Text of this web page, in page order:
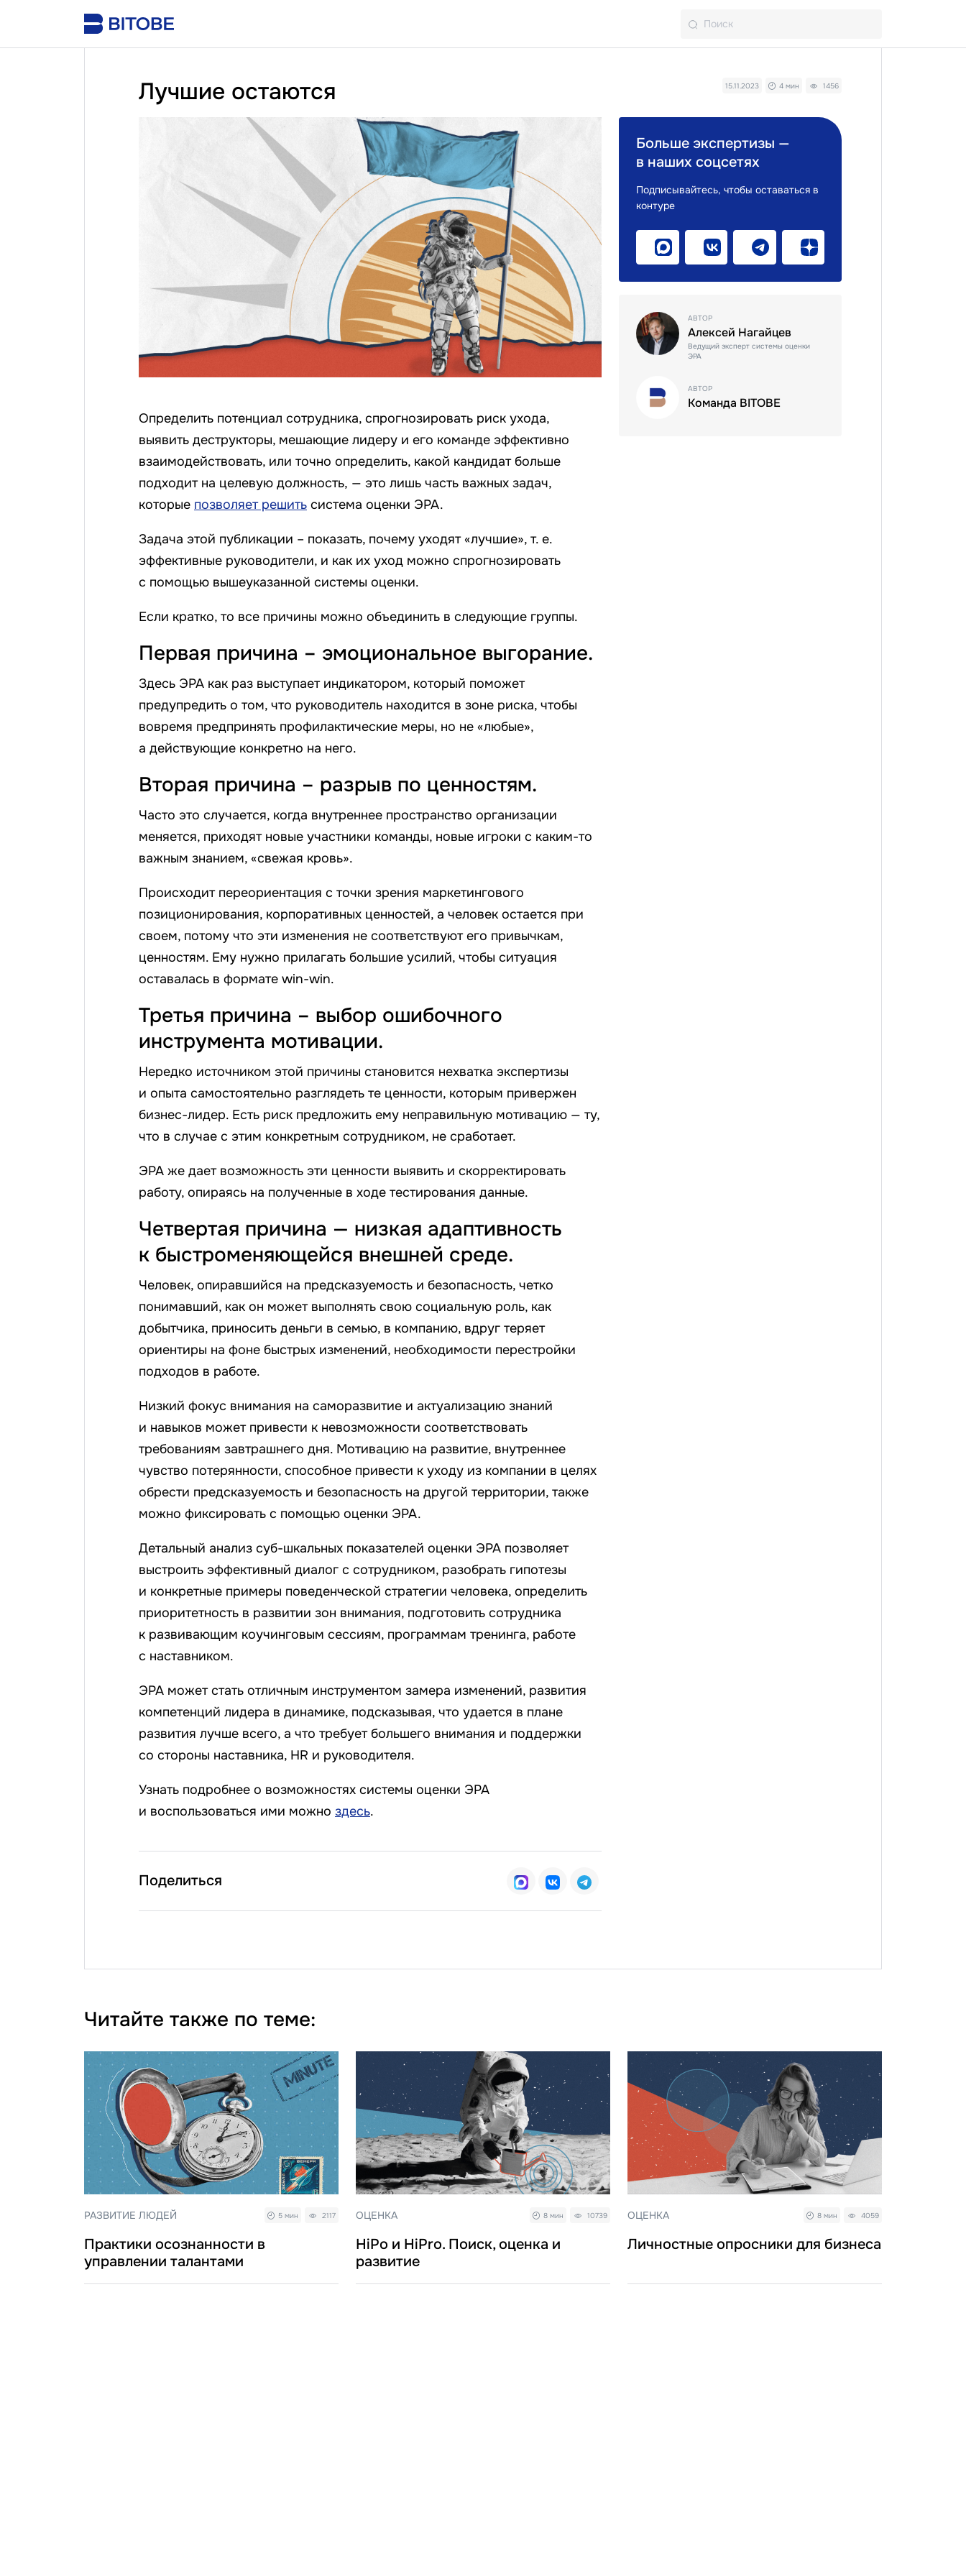
Лучшие остаются 15.11.2023 4 мин 1456
Определить потенциал сотрудника, спрогнозировать риск ухода,
выявить деструкторы, мешающие лидеру и его команде эффективно
взаимодействовать, или точно определить, какой кандидат больше
подходит на целевую должность, — это лишь часть важных задач,
которые позволяет решить система оценки ЭРА.
Задача этой публикации – показать, почему уходят «лучшие», т. е.
эффективные руководители, и как их уход можно спрогнозировать
с помощью вышеуказанной системы оценки.
Если кратко, то все причины можно объединить в следующие группы.
Первая причина – эмоциональное выгорание.
Здесь ЭРА как раз выступает индикатором, который поможет
предупредить о том, что руководитель находится в зоне риска, чтобы
вовремя предпринять профилактические меры, но не «любые»,
а действующие конкретно на него.
Вторая причина – разрыв по ценностям.
Часто это случается, когда внутреннее пространство организации
меняется, приходят новые участники команды, новые игроки с каким-то
важным знанием, «свежая кровь».
Происходит переориентация с точки зрения маркетингового
позиционирования, корпоративных ценностей, а человек остается при
своем, потому что эти изменения не соответствуют его привычкам,
ценностям. Ему нужно прилагать большие усилий, чтобы ситуация
оставалась в формате win-win.
Третья причина – выбор ошибочного
инструмента мотивации.
Нередко источником этой причины становится нехватка экспертизы
и опыта самостоятельно разглядеть те ценности, которым привержен
бизнес-лидер. Есть риск предложить ему неправильную мотивацию — ту,
что в случае с этим конкретным сотрудником, не сработает.
ЭРА же дает возможность эти ценности выявить и скорректировать
работу, опираясь на полученные в ходе тестирования данные.
Четвертая причина — низкая адаптивность
к быстроменяющейся внешней среде.
Человек, опиравшийся на предсказуемость и безопасность, четко
понимавший, как он может выполнять свою социальную роль, как
добытчика, приносить деньги в семью, в компанию, вдруг теряет
ориентиры на фоне быстрых изменений, необходимости перестройки
подходов в работе.
Низкий фокус внимания на саморазвитие и актуализацию знаний
и навыков может привести к невозможности соответствовать
требованиям завтрашнего дня. Мотивацию на развитие, внутреннее
чувство потерянности, способное привести к уходу из компании в целях
обрести предсказуемость и безопасность на другой территории, также
можно фиксировать с помощью оценки ЭРА.
Детальный анализ суб-шкальных показателей оценки ЭРА позволяет
выстроить эффективный диалог с сотрудником, разобрать гипотезы
и конкретные примеры поведенческой стратегии человека, определить
приоритетность в развитии зон внимания, подготовить сотрудника
к развивающим коучинговым сессиям, программам тренинга, работе
с наставником.
ЭРА может стать отличным инструментом замера изменений, развития
компетенций лидера в динамике, подсказывая, что удается в плане
развития лучше всего, а что требует большего внимания и поддержки
со стороны наставника, HR и руководителя.
Узнать подробнее о возможностях системы оценки ЭРА
и воспользоваться ими можно здесь.
Поделиться
Больше экспертизы —
в наших соцсетях
Подписывайтесь, чтобы оставаться в
контуре
АВТОР
Алексей Нагайцев
Ведущий эксперт системы оценки
ЭРА
АВТОР
Команда BITOBE
Читайте также по теме:
РАЗВИТИЕ ЛЮДЕЙ 5 мин 2117
Практики осознанности в
управлении талантами
ОЦЕНКА 8 мин 10739
HiPo и HiPro. Поиск, оценка и
развитие
ОЦЕНКА 8 мин 4059
Личностные опросники для бизнеса